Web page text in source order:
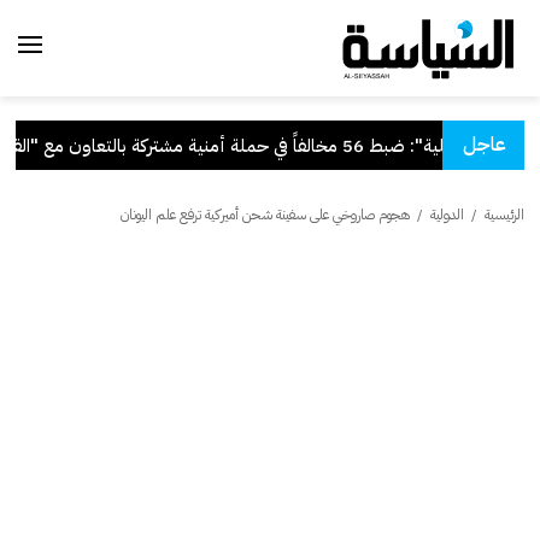
عاجل
"الداخلية": ضبط 56 مخالفاً في حملة أمنية مشتركة بالتعاون مع "القوى العاملة"
الرئيسية / الدولية / هجوم صاروخي على سفينة شحن أميركية ترفع علم اليونان